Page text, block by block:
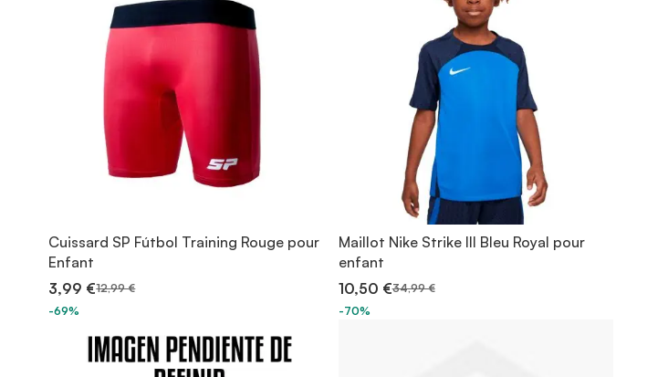
Cuissard SP Fútbol Training Rouge pour
Enfant
3,99 €12,99 €
-69%
Maillot Nike Strike III Bleu Royal pour
enfant
10,50 €34,99 €
-70%